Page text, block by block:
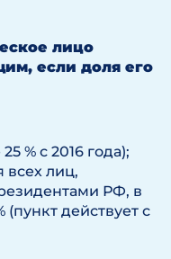
лицо
если доля его
% с 2016 года);
всех лиц,
РФ, в
(пункт действует с